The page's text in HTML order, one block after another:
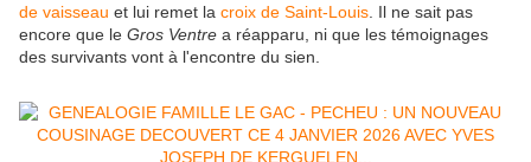
de vaisseau et lui remet la croix de Saint-Louis . Il ne sait pas
encore que le Gros Ventre a réapparu, ni que les témoignages
des survivants vont à l'encontre du sien.